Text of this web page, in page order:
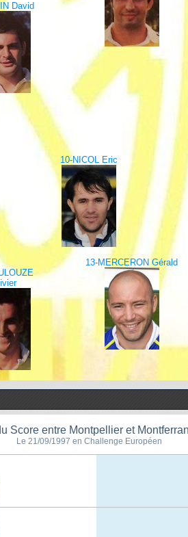
David
10-NICOL Eric
13-MERCERON Gérald
Score entre Montpellier et
Le 21/09/1997 en Challenge Européen